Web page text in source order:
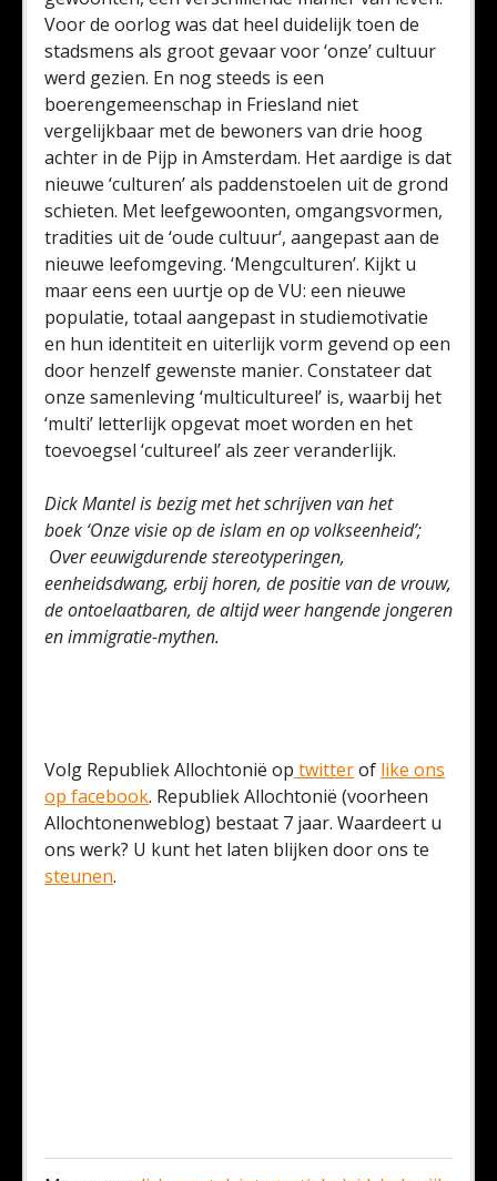
Voor de oorlog was dat heel duidelijk toen de
stadsmens als groot gevaar voor ‘onze’ cultuur
werd gezien. En nog steeds is een
boerengemeenschap in Friesland niet
vergelijkbaar met de bewoners van drie hoog
achter in de Pijp in Amsterdam. Het aardige is dat
nieuwe ‘culturen’ als paddenstoelen uit de grond
schieten. Met leefgewoonten, omgangsvormen,
tradities uit de ‘oude cultuur‘, aangepast aan de
nieuwe leefomgeving. ‘Mengculturen’. Kijkt u
maar eens een uurtje op de VU: een nieuwe
populatie, totaal aangepast in studiemotivatie
en hun identiteit en uiterlijk vorm gevend op een
door henzelf gewenste manier. Constateer dat
onze samenleving ‘multicultureel’ is, waarbij het
‘multi’ letterlijk opgevat moet worden en het
toevoegsel ‘cultureel’ als zeer veranderlijk.
Dick Mantel is bezig met het schrijven van het
boek ‘Onze visie op de islam en op volkseenheid’;
Over eeuwigdurende stereotyperingen,
eenheidsdwang, erbij horen, de positie van de vrouw,
de ontoelaatbaren, de altijd weer hangende jongeren
en immigratie-mythen.
Volg Republiek Allochtonië op twitterof like ons
op facebook. Republiek Allochtonië (voorheen
Allochtonenweblog) bestaat 7 jaar. Waardeert u
ons werk? U kunt het laten blijken door ons te
steunen.